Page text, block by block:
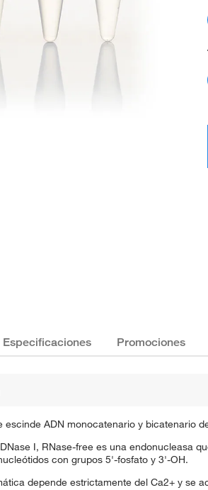
Especificaciones Promociones
escinde ADN monocatenario y bicatenario
I, RNase-free es una endonucleasa
con grupos 5'-fosfato y 3'-OH.
depende estrictamente del Ca2+ y se